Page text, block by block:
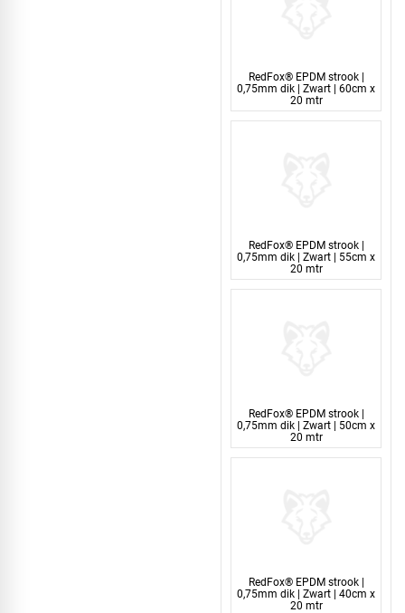
RedFox® EPDM strook |
0,75mm dik | Zwart | 60cm x
20 mtr
RedFox® EPDM strook |
0,75mm dik | Zwart | 55cm x
20 mtr
RedFox® EPDM strook |
0,75mm dik | Zwart | 50cm x
20 mtr
RedFox® EPDM strook |
0,75mm dik | Zwart | 40cm x
20 mtr